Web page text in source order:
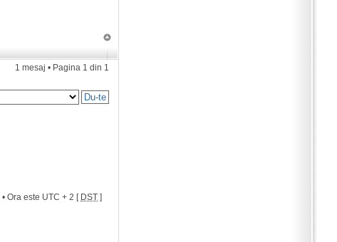
1 mesaj • Pagina 1 din 1
• Ora este UTC + 2 [ DST ]